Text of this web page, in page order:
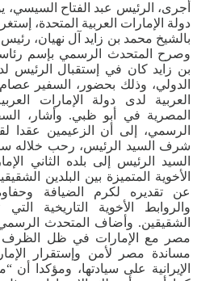
أجرى، الرئيس عبد الفتاح السيسي،
دولة الإمارات العربية المتحدة،
بالشيخ محمد بن زايد آل نهيان، رئيس
وصرح المتحدث الرسمي بإسم
بن زايد كان في إستقبال الرئيس
الدولي، وذلك بحضور، السفير
العربية لدى دولة الإمارات
المصرية في أبو ظبي. وأشار،
الرسمي، إلى أن الزعيمين عقدا
شرف السيد الرئيس، رحب خلاله
السيد الرئيس إلى بلده الثاني
الأخوية المتميزة بين البلدين
عن تقديره لكرم الضيافة وحفاوة
والروابط الأخوية التاريخية
الشقيقين. وأضاف المتحدث
مصر مع الإمارات في ظل الظرف
مساندة مصر لأمن وإستقرار
الإيرانية على سيادتها، ومؤكدا